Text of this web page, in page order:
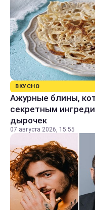
ВКУСНО
Ажурные блины,
секретным
дырочек
07 августа 2026, 15:55